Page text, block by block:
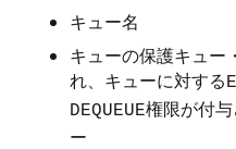
キュー名
キューの保護キュー
れ、キューに対する
DEQUEUE権限が付
ー